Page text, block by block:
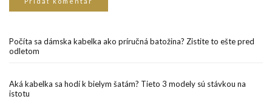
Počíta sa dámska kabelka ako príručná batožina? Zistite to ešte pred
odletom
Aká kabelka sa hodí k bielym šatám? Tieto 3 modely sú stávkou na
istotu